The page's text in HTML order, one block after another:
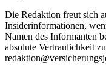
Die Redaktion freut sich
Insiderinformationen,
Namen des Informanten
absolute Vertraulichkeit